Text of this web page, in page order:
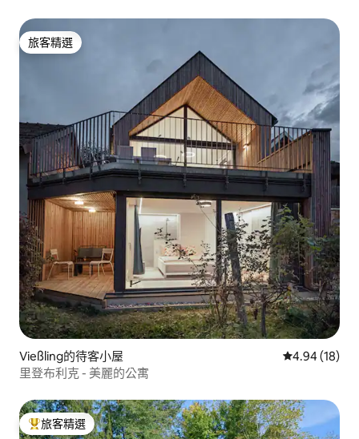
旅客精選
旅客精選
Vießling的待客小屋 從 18 則評價
4.94 (18)
里登布利克 - 美麗的公寓
旅客精選榜首
旅客精選